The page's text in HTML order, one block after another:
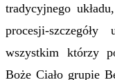
tradycyjnego
procesji-
wszystkim którzy
Boże Ciało grupie